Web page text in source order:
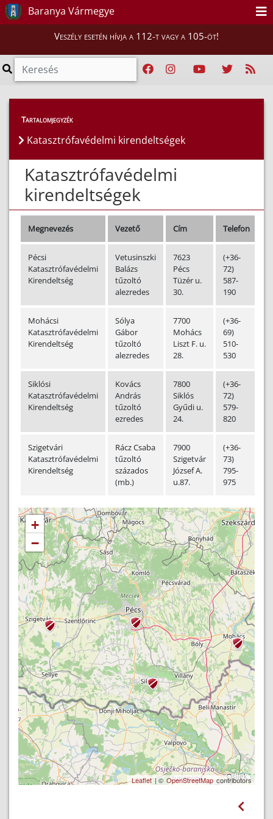
Baranya Vármegye
Veszély esetén hívja a 112-t vagy a 105-öt!
Magunkról
Tartalomjegyzék
Katasztrófavédelmi kirendeltségek
Katasztrófavédelmi
kirendeltségek
Megnevezés Vezető Cím Telefon
Pécsi
Katasztrófavédelmi
Kirendeltség
Vetusinszki
Balázs
tűzoltó
alezredes
7623
Pécs
Tüzér u.
30.
(+36-
72)
587-
190
Mohácsi
Katasztrófavédelmi
Kirendeltség
Sólya
Gábor
tűzoltó
alezredes
7700
Mohács
Liszt F. u.
28.
(+36-
69)
510-
530
Siklósi
Katasztrófavédelmi
Kirendeltség
Kovács
András
tűzoltó
ezredes
7800
Siklós
Gyűdi u.
24.
(+36-
72)
579-
820
Szigetvári
Katasztrófavédelmi
Kirendeltség
Rácz Csaba
tűzoltó
százados
(mb.)
7900
Szigetvár
József A.
u.87.
(+36-
73)
795-
975
+
−
Leaflet| © OpenStreetMapcontributors